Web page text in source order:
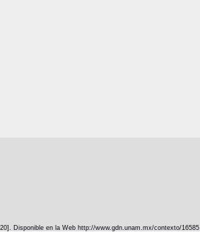
Disponible en la Web http://www.gdn.unam.mx/contexto/16585